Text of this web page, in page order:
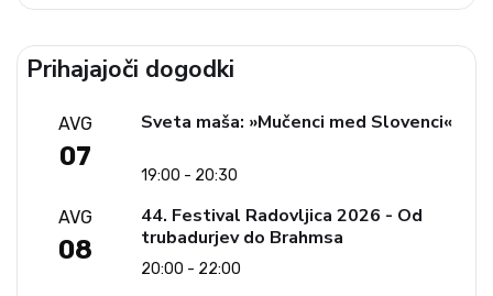
Prihajajoči dogodki
AVG
07
Sveta maša: »Mučenci med Slovenci«
19:00 - 20:30
AVG
08
44. Festival Radovljica 2026 - Od
trubadurjev do Brahmsa
20:00 - 22:00